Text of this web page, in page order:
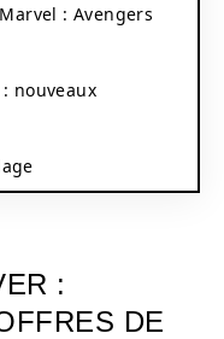
: Avengers
nouveaux
:
DE